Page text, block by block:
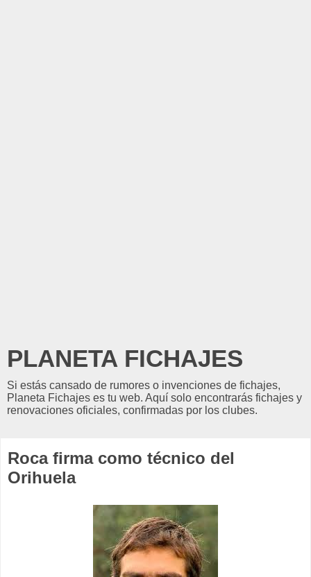
PLANETA FICHAJES
Si estás cansado de rumores o invenciones de fichajes,
Planeta Fichajes es tu web. Aquí solo encontrarás fichajes y
renovaciones oficiales, confirmadas por los clubes.
Roca firma como técnico del
Orihuela